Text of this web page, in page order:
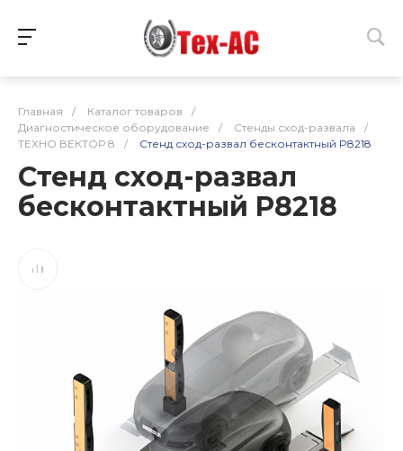
Главная / Каталог товаров
/
Диагностическое оборудование
/ Стенды сход-развала
/
ТЕХНО ВЕКТОР 8
/ Стенд сход-развал бесконтактный P8218
Стенд сход-развал
бесконтактный P8218